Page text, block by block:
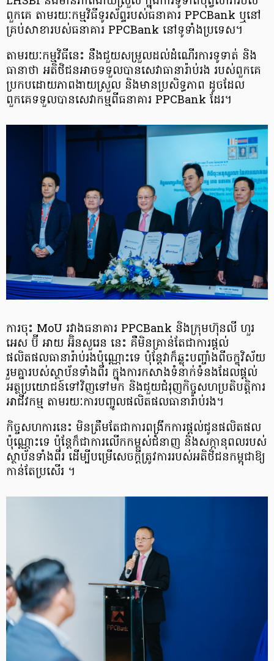
ពួកគេ តាមរយៈកម្មវិធីទូរស័ព្ទរបស់ធនាគារ PPCBank ឬនៅ
គ្រប់សាខារបស់ធនាគារ PPCBank នៅទូទាំងប្រទេស។
តាមរយៈកម្មវិធីនេះ នឹងជួយសម្រួលដល់ដំណើរការទូទាត់ និង
ធានាថា អតិថិជនអាច​ទទួលបាន​សេវាធានារ៉ាប់រង របស់ពួកគេ
ប្រកបដោយភាពងាយស្រួល និងមានប្រសិទ្ធភាព ដូចដែល
ពួកគេ​ទទួល​បានសេវាកម្មពីធនាគារ PPCBank ដែរ។
ការចុះ MoU រវាងធនាគារ PPCBank និងក្រុមហ៊ុនលី ហួរ
អេស ប៊ី អាយ អ៊ិនសួរេន នេះ គឺមិន​គ្រាន់តែ​ជាការផ្តល់
ផលិតផលធានារ៉ាប់រងប៉ុណ្ណោះទេ ប៉ុន្តែវាក៏ឆ្លុះបញ្ចាំងពីចក្ខុវិស័យ
រួមគ្នារបស់ស្ថាប័នទាំងពីរ ក្នុងការកសាងទំនាក់ទំនងដែលផ្តល់
អត្ថប្រយោជន៍ទៅវិញទៅមក និង​ជួយជំរុញ​កិច្ចសហ​ប្រតិបត្តិការ​
អាជីវកម្ម តាមរយៈការបញ្ចូលផលិតផលធានារ៉ាប់រង។
កិច្ចសហការនេះ មិនត្រឹមតែជាការពង្រីកការផ្តល់ជូនផលិតផល
ប៉ុណ្ណោះទេ ប៉ុន្តែក៏ជាការ​លើកកម្ពស់​ជំនាញ និងសក្កានុពលរបស់
ស្ថាប័នទាំងពីរ ដើម្បីបម្រើសេចក្តីត្រូវការ​របស់អតិថិជន​កម្ពុជាឱ្យ
កាន់​តែប្រសើរ ។